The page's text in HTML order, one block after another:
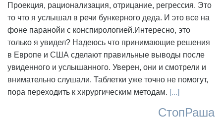
Проекция, рационализация, отрицание, регрессия. Это
то что я услышал в речи бункерного деда. И это все на
фоне паранойи с конспирологией.Интересно, это
только я увидел? Надеюсь что принимающие решения
в Европе и США сделают правильные выводы после
увиденного и услышанного. Уверен, они и смотрели и
внимательно слушали. Таблетки уже точно не помогут,
пора переходить к хирургическим методам. [...]
СтопРаша